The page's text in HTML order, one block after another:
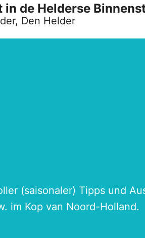
de Helderse
Den Helder
(saisonaler) Tipps und
im Kop van Noord-Holland.